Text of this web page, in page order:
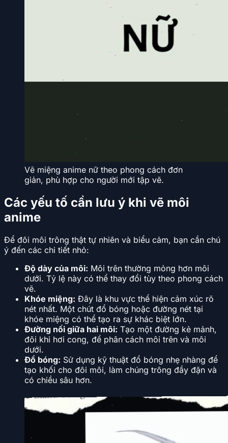
Vẽ miệng anime nữ theo phong cách đơn
giản, phù hợp cho người mới tập vẽ.
Các yếu tố cần lưu ý khi vẽ môi
anime
Để đôi môi trông thật tự nhiên và biểu cảm, bạn cần chú
ý đến các chi tiết nhỏ:
Độ dày của môi: Môi trên thường mỏng hơn môi
dưới. Tỷ lệ này có thể thay đổi tùy theo phong cách
vẽ.
Khóe miệng: Đây là khu vực thể hiện cảm xúc rõ
nét nhất. Một chút đổ bóng hoặc đường nét tại
khóe miệng có thể tạo ra sự khác biệt lớn.
Đường nối giữa hai môi: Tạo một đường kẻ mảnh,
đôi khi hơi cong, để phân cách môi trên và môi
dưới.
Đổ bóng: Sử dụng kỹ thuật đổ bóng nhẹ nhàng để
tạo khối cho đôi môi, làm chúng trông đầy đặn và
có chiều sâu hơn.